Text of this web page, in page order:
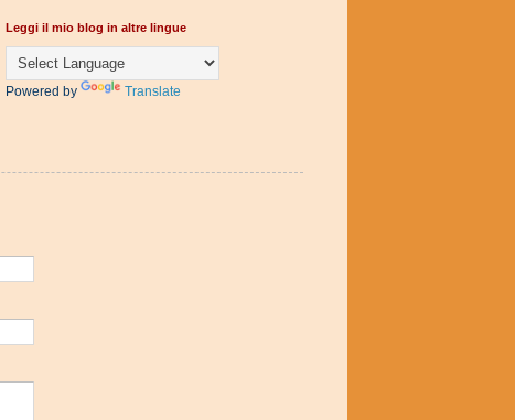
Leggi il mio blog in altre lingue
Powered by Translate